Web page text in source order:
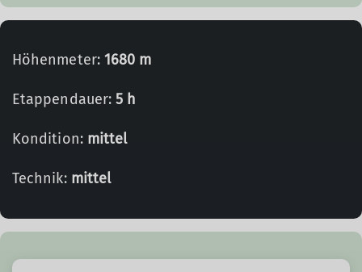
Höhenmeter: 1680 m
Etappendauer:5 h
Kondition: mittel
Technik: mittel